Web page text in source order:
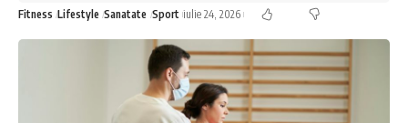
Fitness Lifestyle Sanatate Sport iulie 24, 2026